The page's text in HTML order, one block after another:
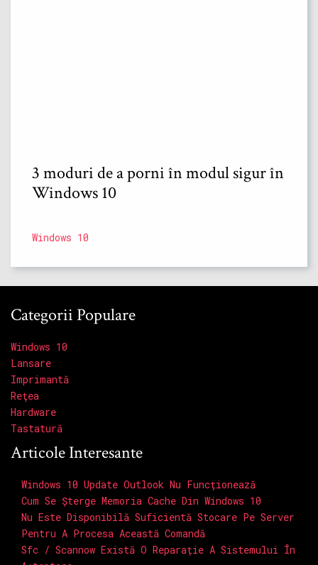
3 moduri de a porni în modul sigur în
Windows 10
Windows 10
Categorii Populare
Windows 10
Lansare
Imprimantă
Reţea
Hardware
Tastatură
Articole Interesante
Windows 10 Update Outlook Nu Funcționează
Cum Se Șterge Memoria Cache Din Windows 10
Nu Este Disponibilă Suficientă Stocare Pe Server
Pentru A Procesa Această Comandă
Sfc / Scannow Există O Reparație A Sistemului În